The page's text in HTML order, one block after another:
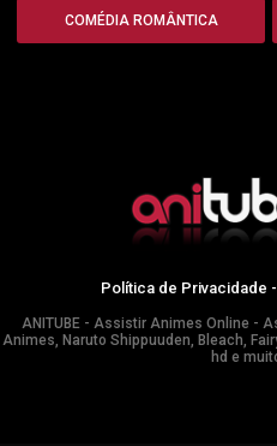
COMÉDIA ROMÂNTICA
Política de Privacidade -
ANITUBE - Assistir Animes Online -
Animes, Naruto Shippuuden, Bleach,
hd e